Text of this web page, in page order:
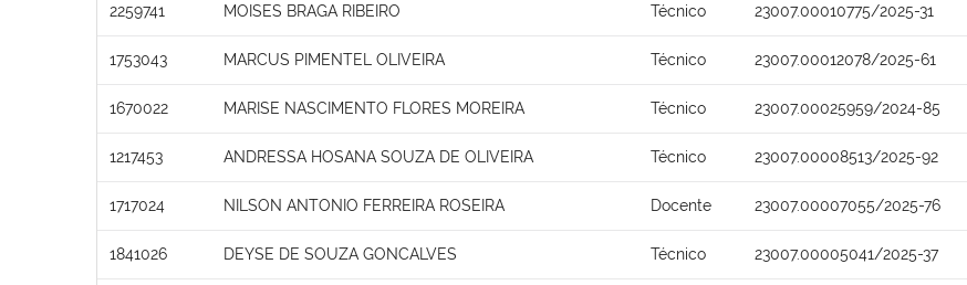
2259741 MOISES BRAGA RIBEIRO Técnico 23007.00010775/2025-31
1753043 MARCUS PIMENTEL OLIVEIRA Técnico 23007.00012078/2025-61
1670022 MARISE NASCIMENTO FLORES MOREIRA Técnico 23007.00025959/2024-85
1217453 ANDRESSA HOSANA SOUZA DE OLIVEIRA Técnico 23007.00008513/2025-92
1717024 NILSON ANTONIO FERREIRA ROSEIRA Docente 23007.00007055/2025-76
1841026 DEYSE DE SOUZA GONCALVES Técnico 23007.00005041/2025-37